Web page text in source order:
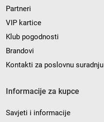
Partneri
VIP kartice
Klub pogodnosti
Brandovi
Kontakti za poslovnu suradnju
Informacije za kupce
Savjeti i informacije